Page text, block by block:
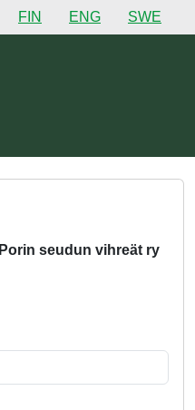
FIN ENG SWE
Porin seudun vihreät ry